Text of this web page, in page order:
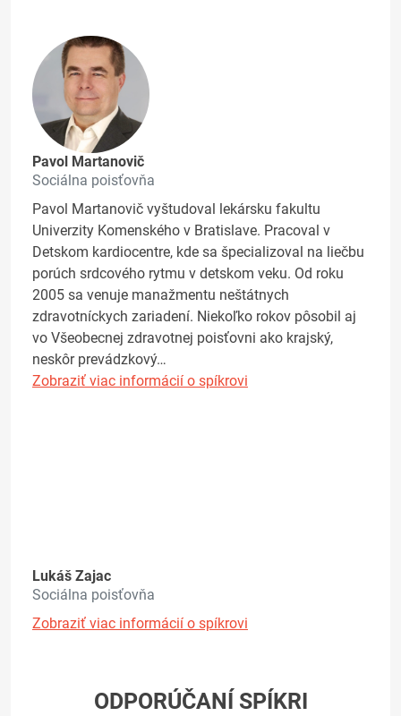
Pavol Martanovič
Sociálna poisťovňa
Pavol Martanovič vyštudoval lekársku fakultu
Univerzity Komenského v Bratislave. Pracoval v
Detskom kardiocentre, kde sa špecializoval na liečbu
porúch srdcového rytmu v detskom veku. Od roku
2005 sa venuje manažmentu neštátnych
zdravotníckych zariadení. Niekoľko rokov pôsobil aj
vo Všeobecnej zdravotnej poisťovni ako krajský,
neskôr prevádzkový…
Zobraziť viac informácií o spíkrovi
Lukáš Zajac
Sociálna poisťovňa
Zobraziť viac informácií o spíkrovi
ODPORÚČANÍ SPÍKRI